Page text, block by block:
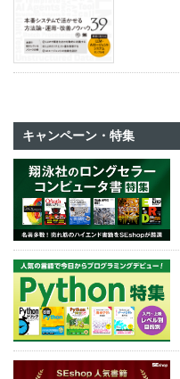
キャンペーン・特集